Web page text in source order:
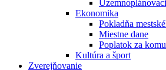
Ekonomika
Pokladňa
Miestne dane
Poplatok za
Kultúra a šport
Zverejňovanie